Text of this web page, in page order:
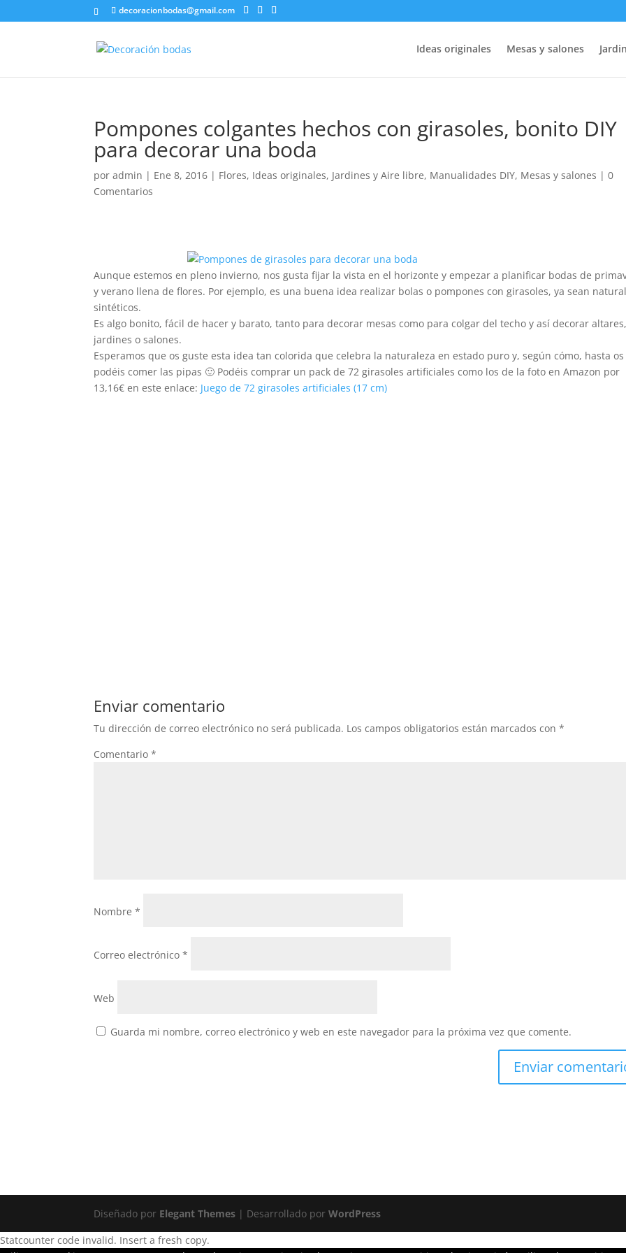
decoracionbodas@gmail.com
Ideas originales Mesas y salones
Pompones colgantes hechos con girasoles, bonito DIY
para decorar una boda
poradmin | Ene 8, 2016 | Flores, Ideas originales, Jardines y Aire libre, Manualidades DIY, Mesas y salones |0
Comentarios
Aunque estemos en pleno invierno, nos gusta fijar la vista en el horizonte y empezar a planificar bodas de
y verano llena de flores. Por ejemplo, es una buena idea realizar bolas o pompones con girasoles, ya sean
sintéticos.
Es algo bonito, fácil de hacer y barato, tanto para decorar mesas como para colgar del techo y así decorar
jardines o salones.
Esperamos que os guste esta idea tan colorida que celebra la naturaleza en estado puro y, según cómo, hasta os
podéis comer las pipas 🙂 Podéis comprar un pack de 72 girasoles artificiales como los de la foto en Amazon por
13,16€ en este enlace: Juego de 72 girasoles artificiales (17 cm)
Enviar comentario
Tu dirección de correo electrónico no será publicada. Los campos obligatorios están marcados con*
Comentario*
Nombre*
Correo electrónico*
Web
Guarda mi nombre, correo electrónico y web en este navegador para la próxima vez que comente.
Diseñado por Elegant Themes | Desarrollado porWordPress
Statcounter code invalid. Insert a fresh copy.